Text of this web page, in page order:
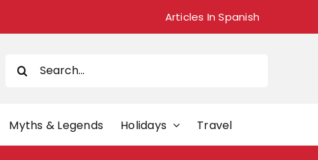
Articles In Spanish
for:
Myths & Legends Holidays Travel